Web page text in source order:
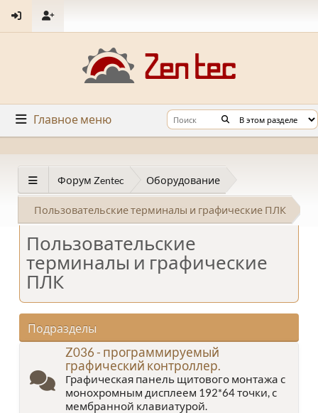
Главное меню
Форум Zentec Оборудование
Пользовательские терминалы и графические ПЛК
Пользовательские
терминалы и графические
ПЛК
Подразделы
Z036 - программируемый
графический контроллер.
Графическая панель щитового монтажа с
монохромным дисплеем 192*64 точки, с
мембранной клавиатурой.